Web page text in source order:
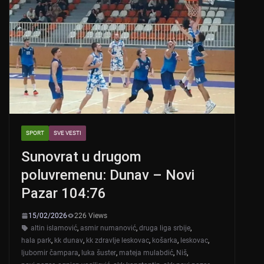
SPORT SVE VESTI
Sunovrat u drugom
poluvremenu: Dunav – Novi
Pazar 104:76
15/02/2026
226 Views
altin islamović, asmir numanović, druga liga srbije,
hala park, kk dunav, kk zdravlje leskovac, košarka, leskovac,
ljubomir čampara, luka šuster, mateja mulabdić, Niš,